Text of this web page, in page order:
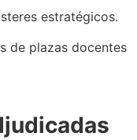
estratégicos.
de plazas docentes